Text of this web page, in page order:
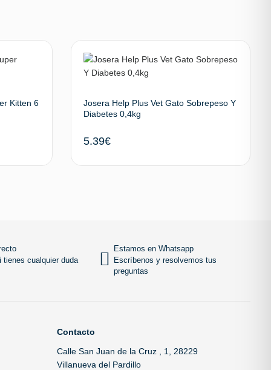
Kitten 6
Josera Help Plus Vet Gato Sobrepeso Y
Diabetes 0,4kg
5.39€
tienes cualquier duda
Estamos en Whatsapp
Escríbenos y resolvemos tus
preguntas
Contacto
Calle San Juan de la Cruz , 1, 28229
Villanueva del Pardillo